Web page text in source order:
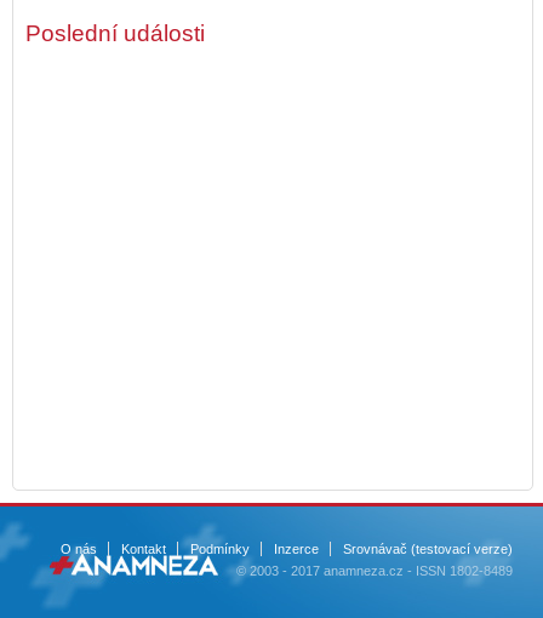
Poslední události
O nás Kontakt Podmínky Inzerce
Srovnávač (testovací verze)
© 2003 - 2017 anamneza.cz - ISSN 1802-8489